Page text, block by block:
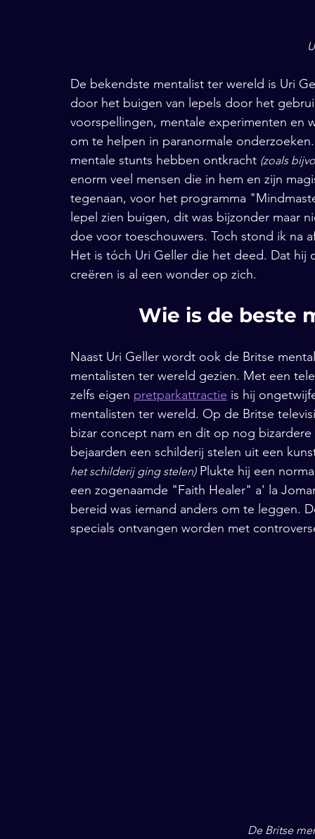
De bekendste mentalist ter wereld is Uri
door het buigen van lepels door het
voorspellingen, mentale experimenten en
om te helpen in paranormale
mentale stunts hebben ontkracht (zoals
enorm veel mensen die in hem en zijn
tegenaan, voor het programma
lepel zien buigen, dit was bijzonder maar
doe voor toeschouwers. Toch stond ik na
Het is tóch Uri Geller die het deed. Dat
creëren is al een wonder op zich.
Wie is de beste
Naast Uri Geller wordt ook de Britse
mentalisten ter wereld gezien. Met een
zelfs eigen pretparkattractie is hij
mentalisten ter wereld. Op de Britse
bizar concept nam en dit op nog
bejaarden een schilderij stelen uit een
het schilderij ging stelen) Plukte hij een
een zogenaamde "Faith Healer" a' la
bereid was iemand anders om te leggen.
specials ontvangen worden met
De Britse